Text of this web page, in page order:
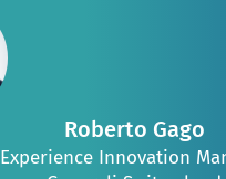
Roberto Gago
Experience Innovation